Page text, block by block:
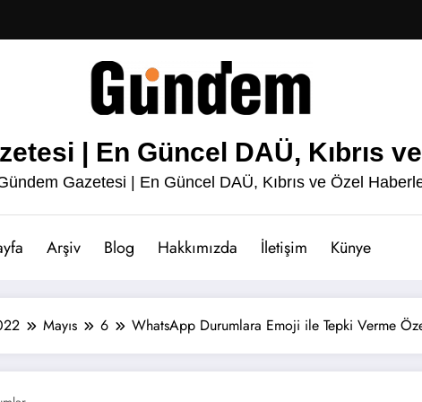
| En Güncel DAÜ, Kıbrıs
Gazetesi | En Güncel DAÜ, Kıbrıs ve Özel
Arşiv Blog Hakkımızda İletişim Künye
Mayıs 6 WhatsApp Durumlara Emoji ile Tepki Verme